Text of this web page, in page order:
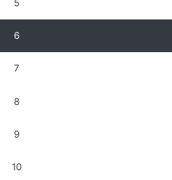
5
6
7
8
9
10